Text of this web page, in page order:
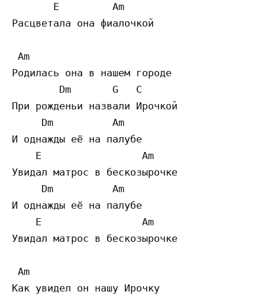
       E         Am
Расцветала она фиалочкой
Am
Родилась она в нашем городе
        Dm       G   C
При рожденьи назвали Ирочкой
     Dm          Am
И однажды её на палубе
    E                 Am
Увидал матрос в бескозырочке
     Dm          Am
И однажды её на палубе
    E                 Am
Увидал матрос в бескозырочке
Am
Как увидел он нашу Ирочку